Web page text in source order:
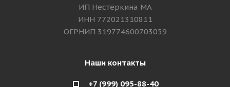
ИП Нестёркина МА
ИНН 772021310811
ОГРНИП 319774600703059
Наши контакты
+7 (999) 095-88-40